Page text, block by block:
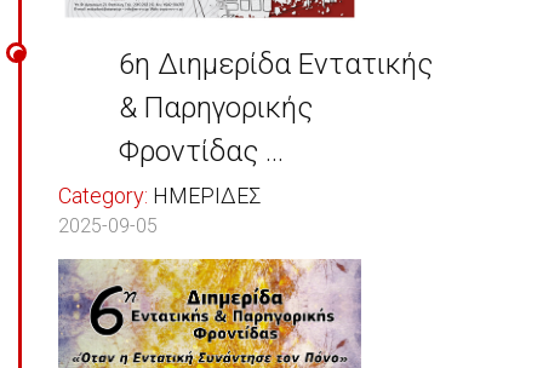
6η Διημερίδα Εντατικής
& Παρηγορικής
Φροντίδας ...
Category: ΗΜΕΡΙΔΕΣ
2025-09-05